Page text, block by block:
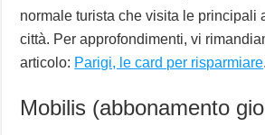
normale turista che visita le principali
città. Per approfondimenti, vi
articolo: Parigi, le card per risparmiare.
Mobilis (abbonamento